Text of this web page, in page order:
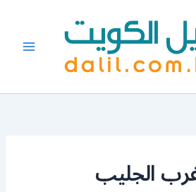
الجليب